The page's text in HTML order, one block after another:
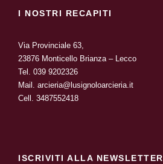
I NOSTRI RECAPITI
Via Provinciale 63,
23876 Monticello Brianza – Lecco
Tel. 039 9202326
Mail. arcieria@lusignoloarcieria.it
Cell. 3487552418
ISCRIVITI ALLA NEWSLETTER